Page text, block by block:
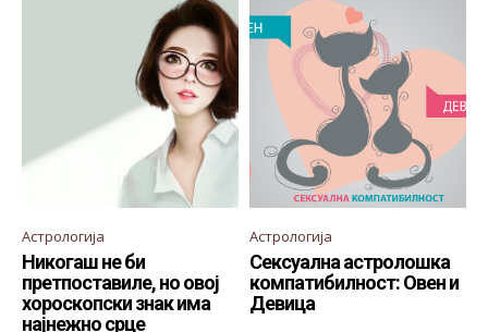
Астрологија
Никогаш не би
претпоставиле, но овој
хороскопски знак има
најнежно срце
Астрологија
Сексуална астролошка
компатибилност: Овен и
Девица